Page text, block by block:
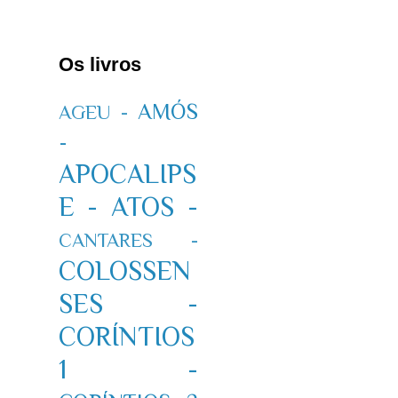
Os livros
AGEU - AMÓS
-
APOCALIPS
E - ATOS -
CANTARES -
COLOSSEN
SES -
CORÍNTIOS
1 -